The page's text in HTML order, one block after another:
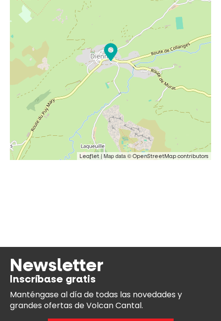
Leaflet | Map data © OpenStreetMap contributors
Newsletter
Inscríbase gratis
Manténgase al díade todas las novedades y
grandes ofertas de Volcan Cantal.